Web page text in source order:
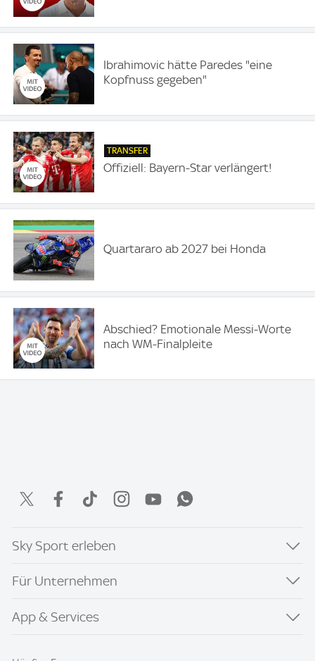
Ibrahimovic hätte Paredes "eine
Kopfnuss gegeben"
TRANSFER
Offiziell: Bayern-Star verlängert!
Quartararo ab 2027 bei Honda
Abschied? Emotionale Messi-Worte
nach WM-Finalpleite
Sky Sport erleben
Für Unternehmen
App & Services